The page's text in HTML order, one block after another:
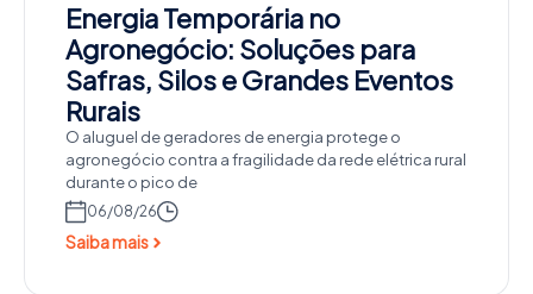
Energia Temporária no
Agronegócio: Soluções para
Safras, Silos e Grandes Eventos
Rurais
O aluguel de geradores de energia protege o
agronegócio contra a fragilidade da rede elétrica rural
durante o pico de
06/08/26
Saiba mais